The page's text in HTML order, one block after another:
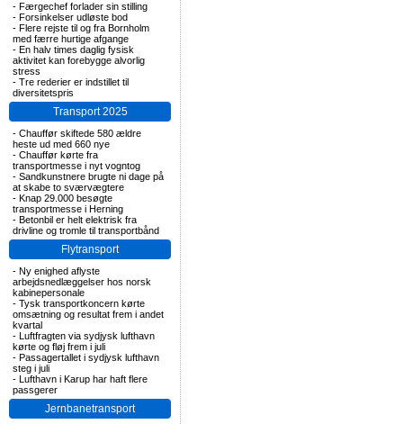
- Færgechef forlader sin stilling
- Forsinkelser udløste bod
- Flere rejste til og fra Bornholm
med færre hurtige afgange
- En halv times daglig fysisk
aktivitet kan forebygge alvorlig
stress
- Tre rederier er indstillet til
diversitetspris
Transport 2025
- Chauffør skiftede 580 ældre
heste ud med 660 nye
- Chauffør kørte fra
transportmesse i nyt vogntog
- Sandkunstnere brugte ni dage på
at skabe to sværvægtere
- Knap 29.000 besøgte
transportmesse i Herning
- Betonbil er helt elektrisk fra
drivline og tromle til transportbånd
Flytransport
- Ny enighed aflyste
arbejdsnedlæggelser hos norsk
kabinepersonale
- Tysk transportkoncern kørte
omsætning og resultat frem i andet
kvartal
- Luftfragten via sydjysk lufthavn
kørte og fløj frem i juli
- Passagertallet i sydjysk lufthavn
steg i juli
- Lufthavn i Karup har haft flere
passgerer
Jernbanetransport